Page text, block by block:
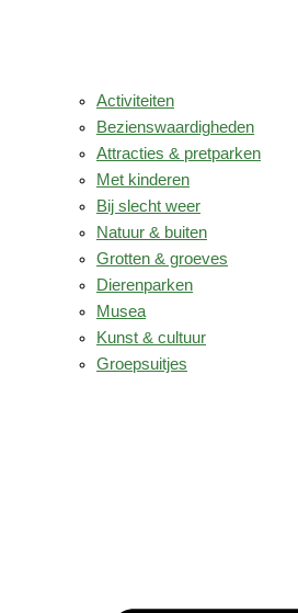
Activiteiten
Bezienswaardigheden
Attracties & pretparken
Met kinderen
Bij slecht weer
Natuur & buiten
Grotten & groeves
Dierenparken
Musea
Kunst & cultuur
Groepsuitjes